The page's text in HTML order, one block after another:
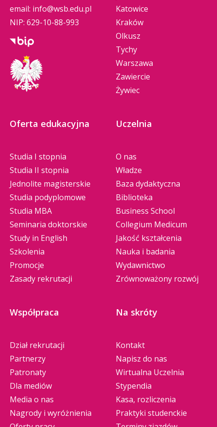
email: info@wsb.edu.pl
NIP: 629-10-88-993
Katowice
Kraków
Olkusz
Tychy
Warszawa
Zawiercie
Żywiec
Oferta edukacyjna
Studia I stopnia
Studia II stopnia
Jednolite magisterskie
Studia podyplomowe
Studia MBA
Seminaria doktorskie
Study in English
Szkolenia
Promocje
Zasady rekrutacji
Uczelnia
O nas
Władze
Baza dydaktyczna
Biblioteka
Business School
Collegium Medicum
Jakość kształcenia
Nauka i badania
Wydawnictwo
Zrównoważony rozwój
Współpraca
Dział rekrutacji
Partnerzy
Patronaty
Dla mediów
Media o nas
Nagrody i wyróżnienia
Na skróty
Kontakt
Napisz do nas
Wirtualna Uczelnia
Stypendia
Kasa, rozliczenia
Praktyki studenckie